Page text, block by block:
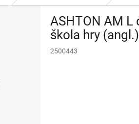
ASHTON AM
škola hry (angl.)
2500443